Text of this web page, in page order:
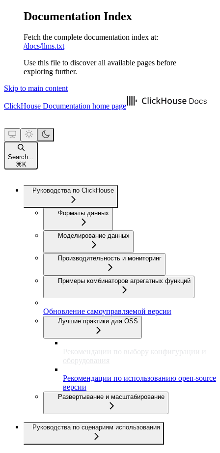
Documentation Index
Fetch the complete documentation index at:
/docs/llms.txt
Use this file to discover all available pages before
exploring further.
Skip to main content
ClickHouse Documentation home page
Search...
⌘ K
Руководства по ClickHouse
Форматы данных
Моделирование данных
Производительность и мониторинг
Примеры комбинаторов агрегатных функций
Обновление самоуправляемой версии
Лучшие практики для OSS
Рекомендации по выбору конфигурации и
оборудования
Рекомендации по использованию open-source
версии
Развертывание и масштабирование
Руководства по сценариям использования